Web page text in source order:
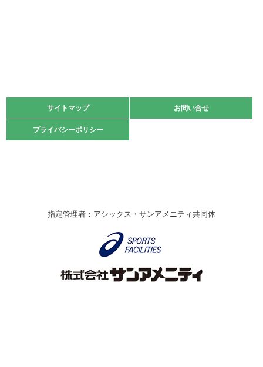
緑ケ丘体育館
2021.10.23
卓球選手権大会ラージボールの部開催☆
伊丹市総合体育大会 バレーボール大会が開催されました
なわとびイベントを開催しました！
サイトマップ お問い合せ
プライバシーポリシー
サイトマップ お問い合せ
プライバシーポリシー
指定管理者：アシックス・サンアメニティ共同体